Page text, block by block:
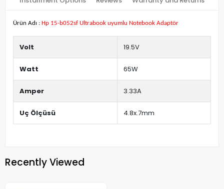
Ürün Adı : Hp 15-b052sf Ultrabook uyumlu Notebook Adaptör
Volt 19.5V
Watt 65W
Amper 3.33A
Uç Ölçüsü 4.8x.7mm
Recently Viewed